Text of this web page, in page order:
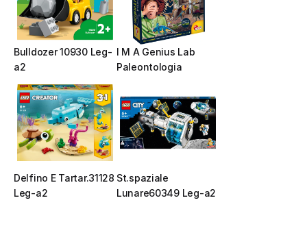
Bulldozer 10930 Leg-
a2
I M A Genius Lab
Paleontologia
Delfino E Tartar.31128
Leg-a2
St.spaziale
Lunare60349 Leg-a2